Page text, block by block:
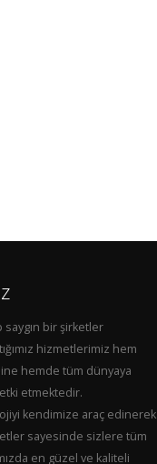
saygın bir şirketler
hizmetlerimiz hem
hemde tüm dünyaya
etmektedir.
kendimize araç edinerek
sayesinde sizlere tüm
en güzel ve kaliteli